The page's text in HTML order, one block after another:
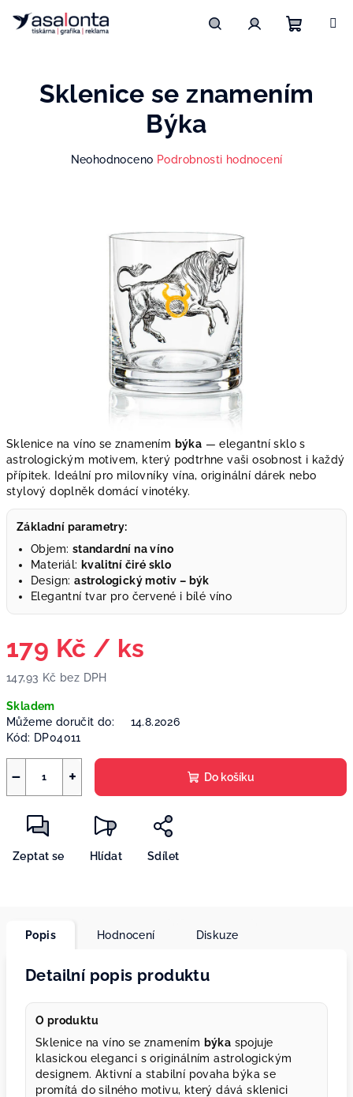
košík
Sklenice na víno se znamením býka — elegantní sklo s
astrologickým motivem, který podtrhne vaši osobnost i každý
přípitek. Ideální pro milovníky vína, originální dárek nebo
stylový doplněk domácí vinotéky.
Základní parametry:
Objem: standardní na víno
Materiál: kvalitní čiré sklo
Design:astrologický motiv – býk
Elegantní tvar pro červené i bílé víno
179 Kč / ks
147,93 Kč bez DPH
cena:
Skladem
Můžeme doručit do:
14.8.2026
Kód: DP04011
+
− Do košíku
Zeptat se Hlídat Sdílet
Sklenice se znamením
Býka
Průměrné
hvězdiček.
Neohodnoceno Podrobnosti hodnocení
Popis Hodnocení Diskuze
Detailní popis produktu
O produktu
Sklenice na víno se znamením býka spojuje
klasickou eleganci s originálním astrologickým
designem. Aktivní a stabilní povaha býka se
promítá do silného motivu, který dává sklenici